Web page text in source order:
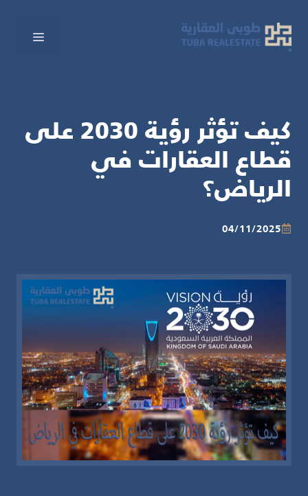
المحتوى
كيف تؤثر رؤية 2030 على
قطاع العقارات في
الرياض؟
04/11/2025